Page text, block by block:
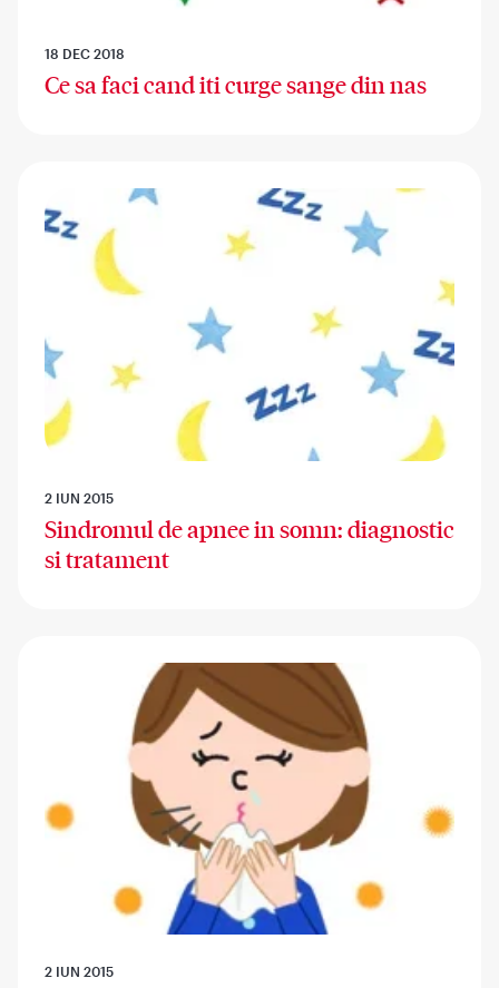
18 DEC 2018
Ce sa faci cand iti curge sange din nas
2 IUN 2015
Sindromul de apnee in somn: diagnostic
si tratament
2 IUN 2015